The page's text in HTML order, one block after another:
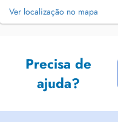
Ver localização no mapa
Precisa de
ajuda?